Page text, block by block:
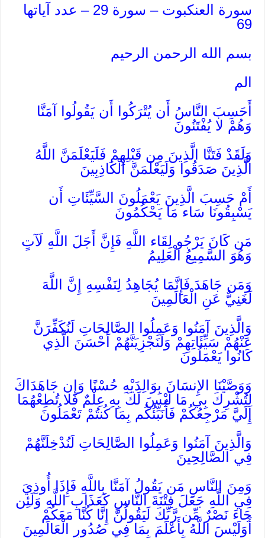
سورة العنكبوت – سورة 29 – عدد آياتها
69
بسم الله الرحمن الرحيم
الم
أَحَسِبَ النَّاسُ أَن يُتْرَكُوا أَن يَقُولُوا آمَنَّا
وَهُمْ لا يُفْتَنُونَ
وَلَقَدْ فَتَنَّا الَّذِينَ مِن قَبْلِهِمْ فَلَيَعْلَمَنَّ اللَّهُ
الَّذِينَ صَدَقُوا وَلَيَعْلَمَنَّ الْكَاذِبِينَ
أَمْ حَسِبَ الَّذِينَ يَعْمَلُونَ السَّيِّئَاتِ أَن
يَسْبِقُونَا سَاء مَا يَحْكُمُونَ
مَن كَانَ يَرْجُو لِقَاء اللَّهِ فَإِنَّ أَجَلَ اللَّهِ لَآتٍ
وَهُوَ السَّمِيعُ الْعَلِيمُ
وَمَن جَاهَدَ فَإِنَّمَا يُجَاهِدُ لِنَفْسِهِ إِنَّ اللَّهَ
لَغَنِيٌّ عَنِ الْعَالَمِينَ
وَالَّذِينَ آمَنُوا وَعَمِلُوا الصَّالِحَاتِ لَنُكَفِّرَنَّ
عَنْهُمْ سَيِّئَاتِهِمْ وَلَنَجْزِيَنَّهُمْ أَحْسَنَ الَّذِي
كَانُوا يَعْمَلُونَ
وَوَصَّيْنَا الإِنسَانَ بِوَالِدَيْهِ حُسْنًا وَإِن جَاهَدَاكَ
لِتُشْرِكَ بِي مَا لَيْسَ لَكَ بِهِ عِلْمٌ فَلا تُطِعْهُمَا
إِلَيَّ مَرْجِعُكُمْ فَأُنَبِّئُكُم بِمَا كُنتُمْ تَعْمَلُونَ
وَالَّذِينَ آمَنُوا وَعَمِلُوا الصَّالِحَاتِ لَنُدْخِلَنَّهُمْ
فِي الصَّالِحِينَ
وَمِنَ النَّاسِ مَن يَقُولُ آمَنَّا بِاللَّهِ فَإِذَا أُوذِيَ
فِي اللَّهِ جَعَلَ فِتْنَةَ النَّاسِ كَعَذَابِ اللَّهِ وَلَئِن
جَاءَ نَصْرٌ مِّن رَّبِّكَ لَيَقُولُنَّ إِنَّا كُنَّا مَعَكُمْ
أَوَلَيْسَ اللَّهُ بِأَعْلَمَ بِمَا فِي صُدُورِ الْعَالَمِينَ